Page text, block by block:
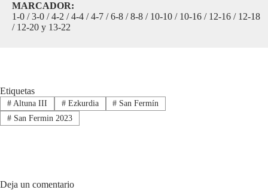
MARCADOR:
1-0 / 3-0 / 4-2 / 4-4 / 4-7 / 6-8 / 8-8 / 10-10 / 10-16 / 12-16 / 12-18
/ 12-20 y 13-22
Etiquetas
#Altuna III #Ezkurdia # San Fermín
#San Fermin 2023
Deja un comentario